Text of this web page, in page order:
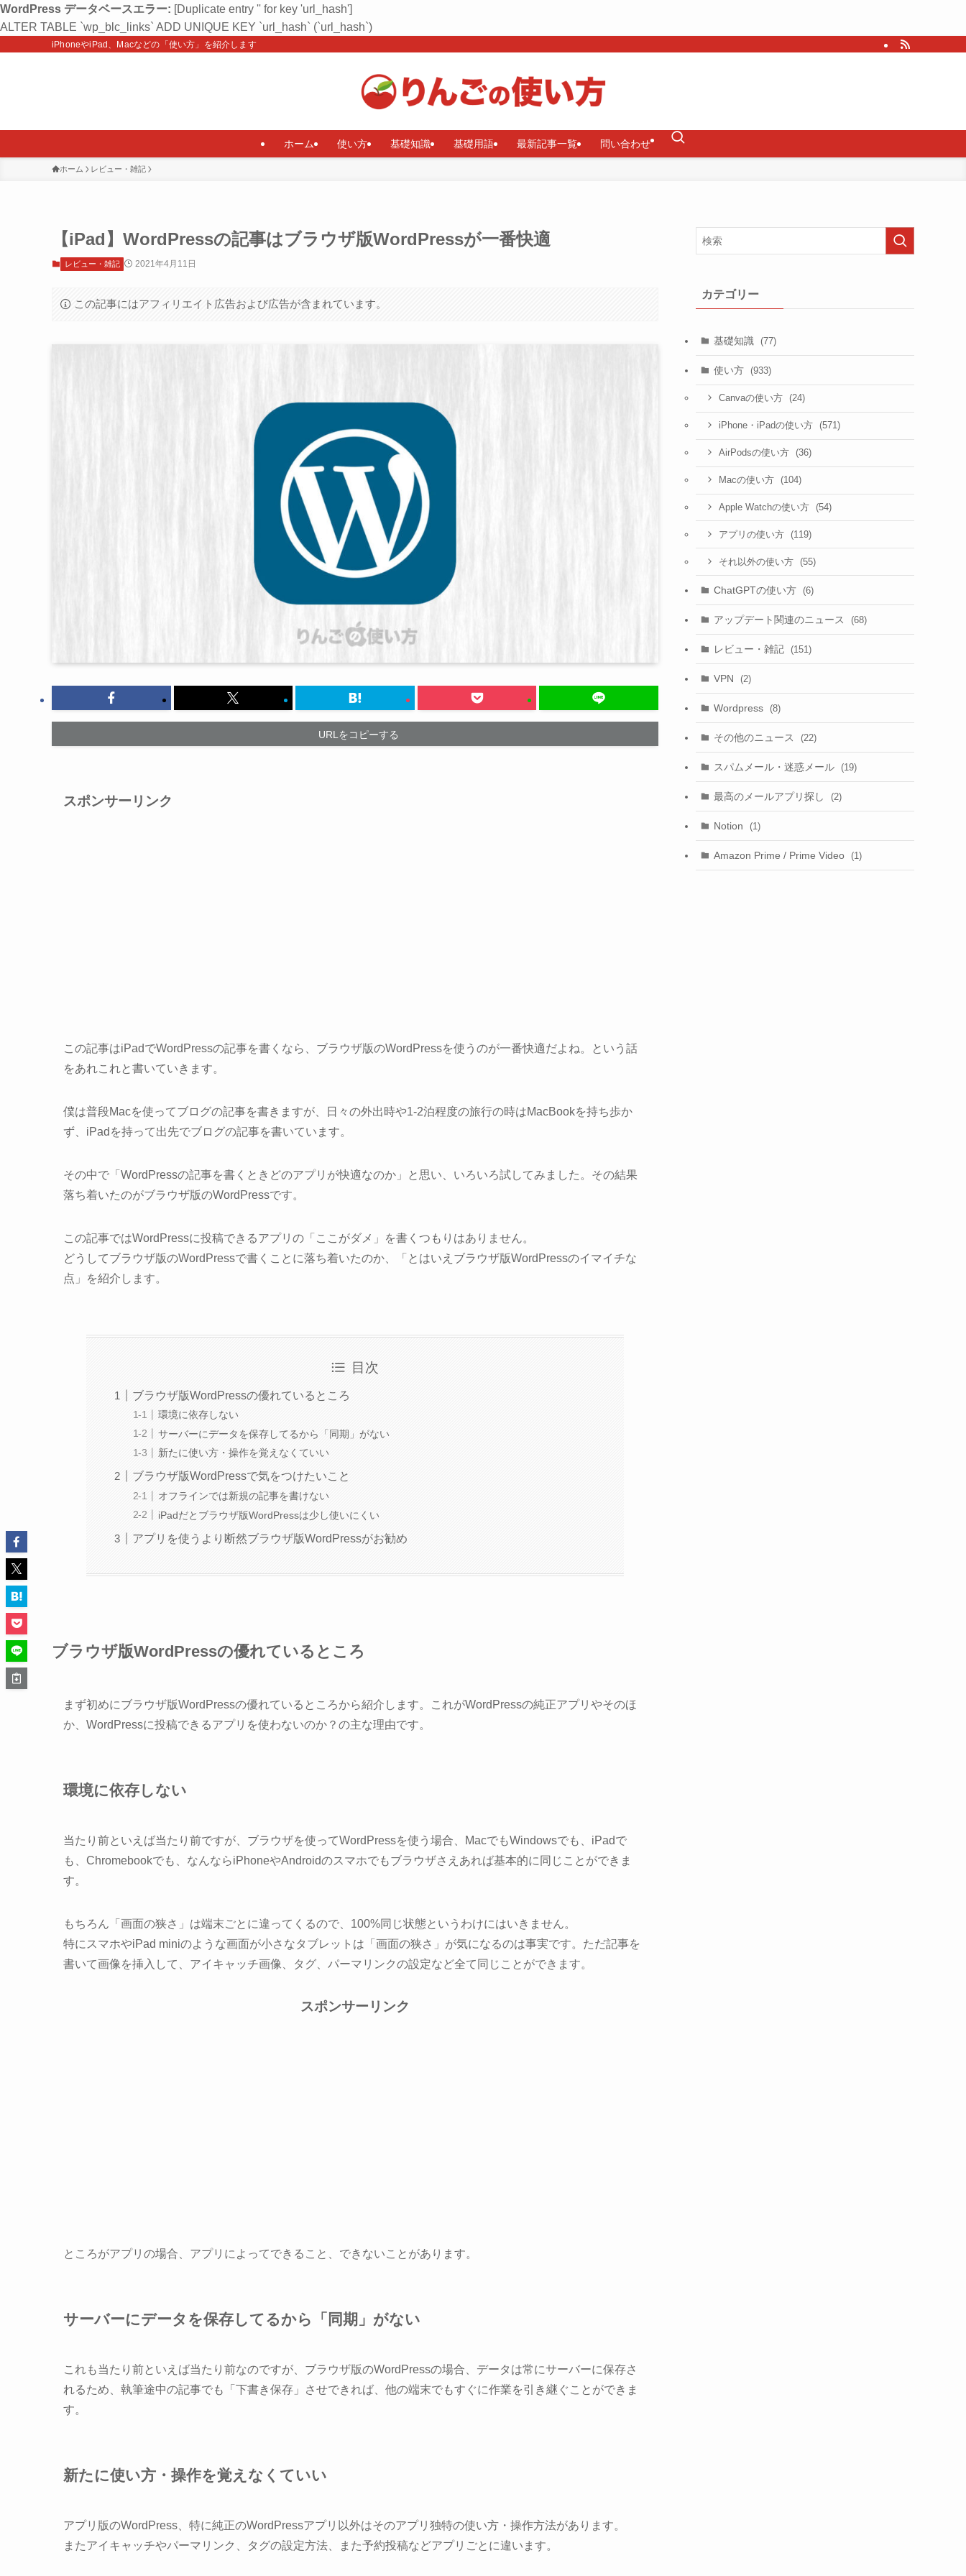
WordPress データベースエラー: [Duplicate entry '' for key 'url_hash']
ALTER TABLE `wp_blc_links` ADD UNIQUE KEY `url_hash` (`url_hash`)
iPhoneやiPad、Macなどの「使い方」を紹介します
ホーム 使い方 基礎知識 基礎用語 最新記事一覧 問い合わせ
ホーム レビュー・雑記
【iPad】WordPressの記事はブラウザ版WordPressが一番快適
レビュー・雑記 2021年4月11日
この記事にはアフィリエイト広告および広告が含まれています。
URLをコピーする
スポンサーリンク
この記事はiPadでWordPressの記事を書くなら、ブラウザ版のWordPressを使うのが一番快適だよね。という話
をあれこれと書いていきます。
僕は普段Macを使ってブログの記事を書きますが、日々の外出時や1-2泊程度の旅行の時はMacBookを持ち歩か
ず、iPadを持って出先でブログの記事を書いています。
その中で「WordPressの記事を書くときどのアプリが快適なのか」と思い、いろいろ試してみました。その結果
落ち着いたのがブラウザ版のWordPressです。
この記事ではWordPressに投稿できるアプリの「ここがダメ」を書くつもりはありません。
どうしてブラウザ版のWordPressで書くことに落ち着いたのか、「とはいえブラウザ版WordPressのイマイチな
点」を紹介します。
目次
ブラウザ版WordPressの優れているところ
環境に依存しない
サーバーにデータを保存してるから「同期」がない
新たに使い方・操作を覚えなくていい
ブラウザ版WordPressで気をつけたいこと
オフラインでは新規の記事を書けない
iPadだとブラウザ版WordPressは少し使いにくい
アプリを使うより断然ブラウザ版WordPressがお勧め
ブラウザ版WordPressの優れているところ
まず初めにブラウザ版WordPressの優れているところから紹介します。これがWordPressの純正アプリやそのほ
か、WordPressに投稿できるアプリを使わないのか？の主な理由です。
環境に依存しない
当たり前といえば当たり前ですが、ブラウザを使ってWordPressを使う場合、MacでもWindowsでも、iPadで
も、Chromebookでも、なんならiPhoneやAndroidのスマホでもブラウザさえあれば基本的に同じことができま
す。
もちろん「画面の狭さ」は端末ごとに違ってくるので、100%同じ状態というわけにはいきません。
特にスマホやiPad miniのような画面が小さなタブレットは「画面の狭さ」が気になるのは事実です。ただ記事を
書いて画像を挿入して、アイキャッチ画像、タグ、パーマリンクの設定など全て同じことができます。
スポンサーリンク
ところがアプリの場合、アプリによってできること、できないことがあります。
サーバーにデータを保存してるから「同期」がない
これも当たり前といえば当たり前なのですが、ブラウザ版のWordPressの場合、データは常にサーバーに保存さ
れるため、執筆途中の記事でも「下書き保存」させできれば、他の端末でもすぐに作業を引き継ぐことができま
す。
新たに使い方・操作を覚えなくていい
アプリ版のWordPress、特に純正のWordPressアプリ以外はそのアプリ独特の使い方・操作方法があります。
またアイキャッチやパーマリンク、タグの設定方法、また予約投稿などアプリごとに違います。
カテゴリー
基礎知識 (77)
使い方 (933)
Canvaの使い方 (24)
iPhone・iPadの使い方 (571)
AirPodsの使い方 (36)
Macの使い方 (104)
Apple Watchの使い方 (54)
アプリの使い方 (119)
それ以外の使い方 (55)
ChatGPTの使い方 (6)
アップデート関連のニュース (68)
レビュー・雑記 (151)
VPN (2)
Wordpress (8)
その他のニュース (22)
スパムメール・迷惑メール (19)
最高のメールアプリ探し (2)
Notion (1)
Amazon Prime / Prime Video (1)